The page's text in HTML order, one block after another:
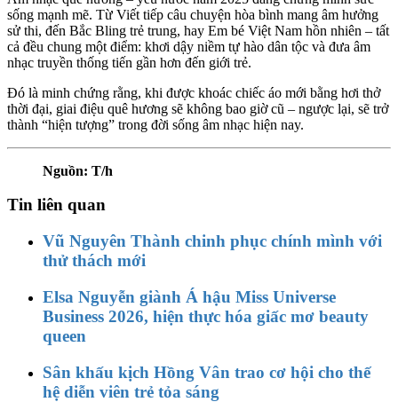
sống mạnh mẽ. Từ Viết tiếp câu chuyện hòa bình mang âm hưởng
sử thi, đến Bắc Bling trẻ trung, hay Em bé Việt Nam hồn nhiên – tất
cả đều chung một điểm: khơi dậy niềm tự hào dân tộc và đưa âm
nhạc truyền thống tiến gần hơn đến giới trẻ.
Đó là minh chứng rằng, khi được khoác chiếc áo mới bằng hơi thở
thời đại, giai điệu quê hương sẽ không bao giờ cũ – ngược lại, sẽ trở
thành “hiện tượng” trong đời sống âm nhạc hiện nay.
Nguồn: T/h
Tin liên quan
Vũ Nguyên Thành chinh phục chính mình với
thử thách mới
Elsa Nguyễn giành Á hậu Miss Universe
Business 2026, hiện thực hóa giấc mơ beauty
queen
Sân khấu kịch Hồng Vân trao cơ hội cho thế
hệ diễn viên trẻ tỏa sáng